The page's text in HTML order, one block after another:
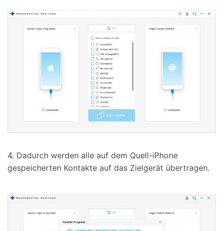
4. Dadurch werden alle auf dem Quell-iPhone
gespeicherten Kontakte auf das Zielgerät übertragen.